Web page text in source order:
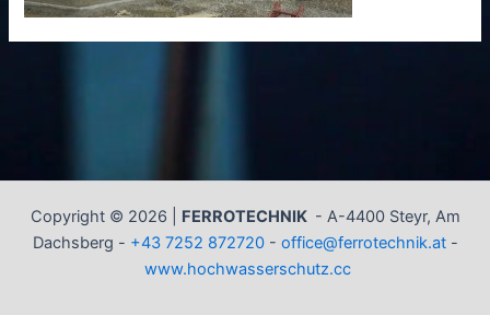
Copyright © 2026 | FERROTECHNIK - A-4400 Steyr, Am
Dachsberg - +43 7252 872720- office@ferrotechnik.at-
www.hochwasserschutz.cc